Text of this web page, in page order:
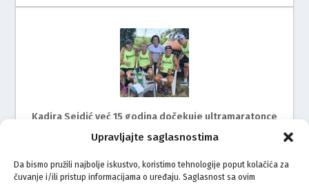
Upravljajte saglasnostima
Da bismo pružili najbolje iskustvo, koristimo tehnologije poput kolačića za
čuvanje i/ili pristup informacijama o uređaju. Saglasnost sa ovim
Kadira Sejdić već 15 godina dočekuje ultramaratonce